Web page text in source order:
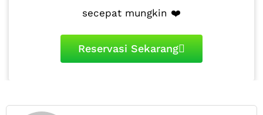
secepat mungkin ❤️
Reservasi Sekarang